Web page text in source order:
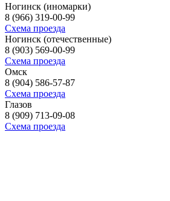
Ногинск (иномарки)
8 (966) 319-00-99
Схема проезда
Ногинск (отечественные)
8 (903) 569-00-99
Схема проезда
Омск
8 (904) 586-57-87
Схема проезда
Глазов
8 (909) 713-09-08
Схема проезда